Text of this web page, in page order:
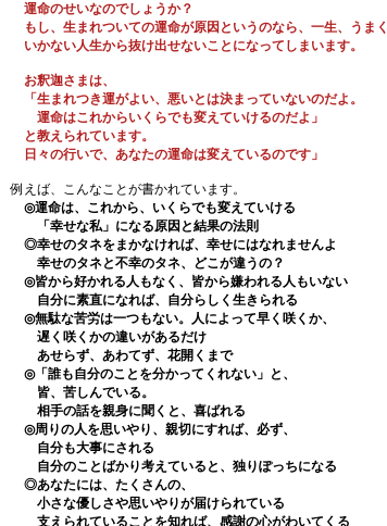
運命のせいなのでしょうか？
もし、生まれついての運命が原因というのなら、一生、うまく
いかない人生から抜け出せないことになってしまいます。
お釈迦さまは、
「生まれつき運がよい、悪いとは決まっていないのだよ。
運命はこれからいくらでも変えていけるのだよ」
と教えられています。
日々の行いで、あなたの運命は変えているのです」
例えば、こんなことが書かれています。
◎運命は、これから、いくらでも変えていける
「幸せな私」になる原因と結果の法則
◎幸せのタネをまかなければ、幸せにはなれませんよ
幸せのタネと不幸のタネ、どこが違うの？
◎皆から好かれる人もなく、皆から嫌われる人もいない
自分に素直になれば、自分らしく生きられる
◎無駄な苦労は一つもない。人によって早く咲くか、
遅く咲くかの違いがあるだけ
あせらず、あわてず、花開くまで
◎「誰も自分のことを分かってくれない」と、
皆、苦しんでいる。
相手の話を親身に聞くと、喜ばれる
◎周りの人を思いやり、親切にすれば、必ず、
自分も大事にされる
自分のことばかり考えていると、独りぽっちになる
◎あなたには、たくさんの、
小さな優しさや思いやりが届けられている
支えられていることを知れば、感謝の心がわいてくる